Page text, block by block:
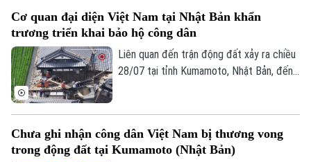
mùa giải năm nay là lần đầu tiên đưa nội
dung gìn giữ tiếng Việt và bản sắc văn
hóa dân tộc vào hệ thống các phần thi.
Cơ quan đại diện Việt Nam tại Nhật Bản khẩn
trương triển khai bảo hộ công dân
Liên quan đến trận động đất xảy ra chiều
28/07 tại tỉnh Kumamoto, Nhật Bản, đến
được thông tin, các cơ quan đại diện Việt
Nam đã phối hợp với các cơ quan chức
Chưa ghi nhận công dân Việt Nam bị thương vong
trong động đất tại Kumamoto (Nhật Bản)